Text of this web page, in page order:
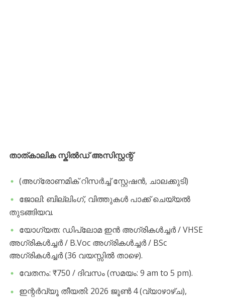
​താത്കാലിക സ്കിൽഡ് അസിസ്റ്റന്റ്
(അഗ്രോണമിക് റിസർച്ച് സ്റ്റേഷൻ, ചാലക്കുടി)
​ജോലി: ബില്ലിംഗ്, വിത്തുകൾ പാക്ക് ചെയ്യൽ
തുടങ്ങിയവ.
​യോഗ്യത: ഡിപ്ലോമ ഇൻ അഗ്രികൾച്ചർ / VHSE
അഗ്രികൾച്ചർ / B.Voc അഗ്രികൾച്ചർ / BSc
അഗ്രികൾച്ചർ (36 വയസ്സിൽ താഴെ).
​വേതനം: ₹750 / ദിവസം (സമയം: 9 am to 5 pm).
​ഇന്റർവ്യൂ തീയതി: 2026 ജൂൺ 4 (വ്യാഴാഴ്ച),